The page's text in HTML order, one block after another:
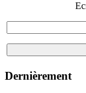
Dernièrement